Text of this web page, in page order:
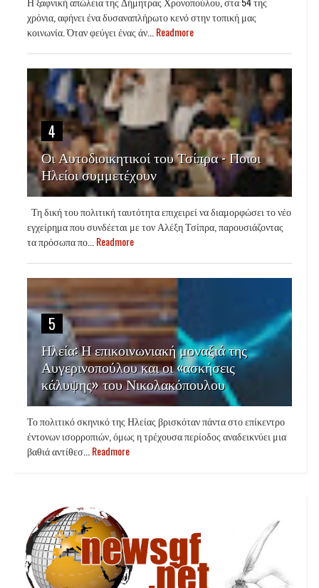
χρόνια, αφήνει ένα δυσαναπλήρωτο κενό στην τοπική μας
κοινωνία. Όταν φεύγει ένας άν... Readmore
4
Οι Αυτοδιοικητικοί του Τσίπρα - Ποιοι
Ηλείοι συμμετέχουν
Τη δική του πολιτική ταυτότητα επιχειρεί να διαμορφώσει το νέο
εγχείρημα που συνδέεται με τον Αλέξη Τσίπρα, παρουσιάζοντας
τα πρόσωπα πο... Readmore
5
Ηλεία: Η επικοινωνιακή μοναξιά της
Αυγερινοπούλου και οι «ασκήσεις
κάλυψης» του Νικολακόπουλου
Το πολιτικό σκηνικό της Ηλείας βρισκόταν πάντα στο επίκεντρο
έντονων ισορροπιών, όμως η τρέχουσα περίοδος αναδεικνύει μια
βαθιά αντίθεσ... Readmore